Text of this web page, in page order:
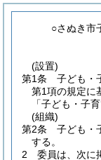
○さぬき市
(設置)
第1条
子ども・
第1項の規定に
「子ども・子
(組織)
第2条
子ども・
する。
2
委員は、次に